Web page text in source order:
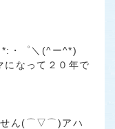
・゜＼(^ー^*)
になって２０年で
せん(⌒▽⌒)アハ